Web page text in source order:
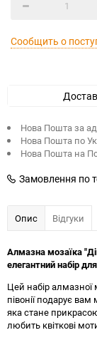
Сообщить о
Нова Пошта за
Нова Пошта по
Нова Пошта на
Замовлення по
Опис Відгуки
Алмазна мозаїка
елегантний набір
Цей набір
півонії подарує
яка стане
любить квіткові